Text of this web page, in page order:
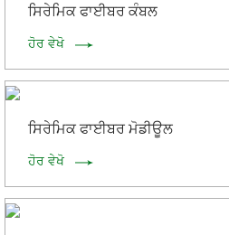
ਸਿਰੇਮਿਕ ਫਾਈਬਰ ਕੰਬਲ
ਹੋਰ ਵੇਖੋ
ਸਿਰੇਮਿਕ ਫਾਈਬਰ ਮੋਡੀਊਲ
ਹੋਰ ਵੇਖੋ